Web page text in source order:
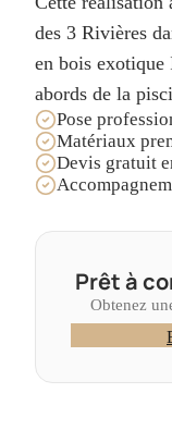
des 3 Rivières
en bois exotique
abords de la
Pose
Matériaux
Devis gratuit
Prêt à
Obtenez